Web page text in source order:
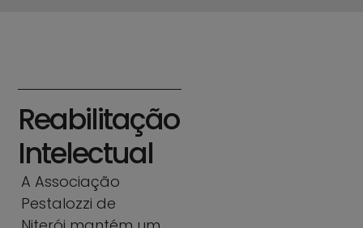
Reabilitação
Intelectual
A Associação
Pestalozzi de